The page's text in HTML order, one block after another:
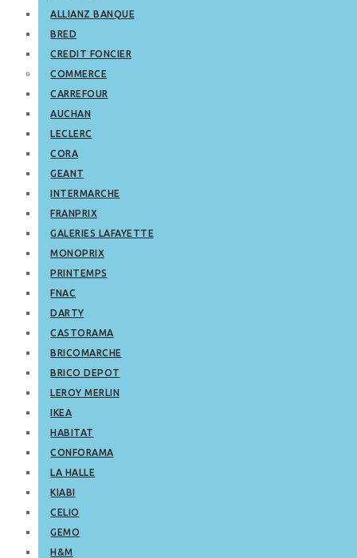
ALLIANZ BANQUE
BRED
CREDIT FONCIER
COMMERCE
CARREFOUR
AUCHAN
LECLERC
CORA
GEANT
INTERMARCHE
FRANPRIX
GALERIES LAFAYETTE
MONOPRIX
PRINTEMPS
FNAC
DARTY
CASTORAMA
BRICOMARCHE
BRICO DEPOT
LEROY MERLIN
IKEA
HABITAT
CONFORAMA
LA HALLE
KIABI
CELIO
GEMO
H&M